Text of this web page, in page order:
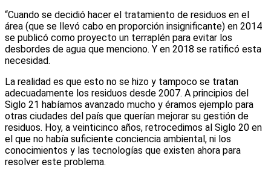
“Cuando se decidió hacer el tratamiento de residuos en el
área (que se llevó cabo en proporción insignificante) en 2014
se publicó como proyecto un terraplén para evitar los
desbordes de agua que menciono. Y en 2018 se ratificó esta
necesidad.
La realidad es que esto no se hizo y tampoco se tratan
adecuadamente los residuos desde 2007. A principios del
Siglo 21 habíamos avanzado mucho y éramos ejemplo para
otras ciudades del país que querían mejorar su gestión de
residuos. Hoy, a veinticinco años, retrocedimos al Siglo 20 en
el que no había suficiente conciencia ambiental, ni los
conocimientos y las tecnologías que existen ahora para
resolver este problema.